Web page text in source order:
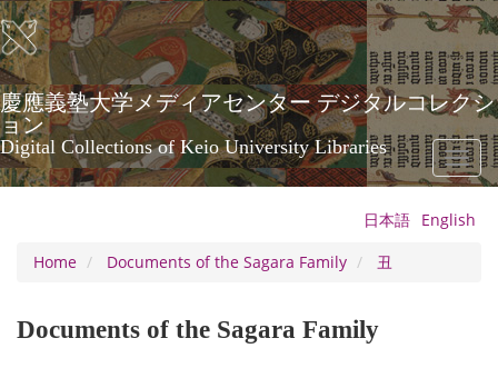
Skip
to
main
content
慶應義塾大学メディアセンター デジタルコレクシ
ョン
Digital Collections of Keio University Libraries
Toggle
日本語 English
Home
Documents of the Sagara Family 丑
Documents of the Sagara Family